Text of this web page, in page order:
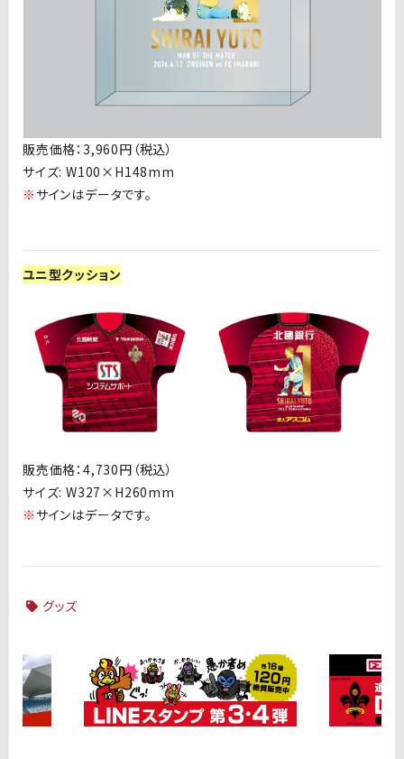
販売価格： 3,960円（税込）
サイズ: W100 × H148mm
※ サインはデータです。
ユニ型クッション
販売価格：4,730円（税込）
サイズ: W327×H260mm
※ サインはデータです。
グッズ